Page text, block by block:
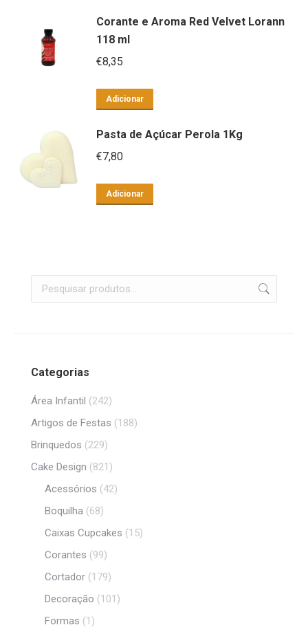
Corante e Aroma Red Velvet Lorann
118 ml
€8,35
Adicionar
Pasta de Açúcar Perola 1Kg
€7,80
Adicionar
Categorias
Área Infantil (242)
Artigos de Festas (188)
Brinquedos (229)
Cake Design (821)
Acessórios (42)
Boquilha (68)
Caixas Cupcakes (15)
Corantes (99)
Cortador (179)
Decoração (101)
Formas (1)